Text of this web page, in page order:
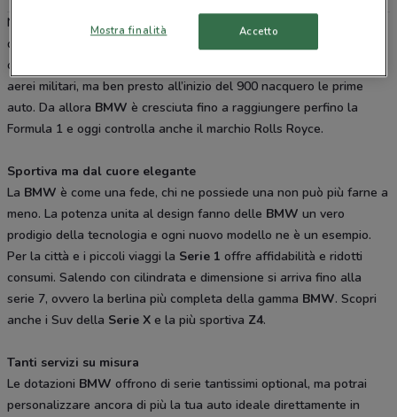
Nata in Bavaria durante la prima guerra mondiale,
delle case automobilistiche europee più rinomate nel mondo. In
origine la produzione era dedicata essenzialmente a motori per
aerei militari, ma ben presto all’inizio del 900 nacquero le prime
auto. Da allora BMW è cresciuta fino a raggiungere perfino la
Formula 1 e oggi controlla anche il marchio Rolls Royce.
Sportiva ma dal cuore elegante
La BMW è come una fede, chi ne possiede una non può più farne a
meno. La potenza unita al design fanno delle BMW un vero
prodigio della tecnologia e ogni nuovo modello ne è un esempio.
Per la città e i piccoli viaggi la Serie 1 offre affidabilità e ridotti
consumi. Salendo con cilindrata e dimensione si arriva fino alla
serie 7, ovvero la berlina più completa della gamma BMW. Scopri
anche i Suv della Serie X e la più sportiva Z4.
Tanti servizi su misura
Le dotazioni BMW offrono di serie tantissimi optional, ma potrai
personalizzare ancora di più la tua auto ideale direttamente in
Mostra finalità Accetto